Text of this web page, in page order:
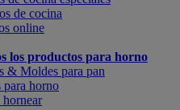
de cocina
online
los productos para horno
& Moldes para pan
para horno
hornear